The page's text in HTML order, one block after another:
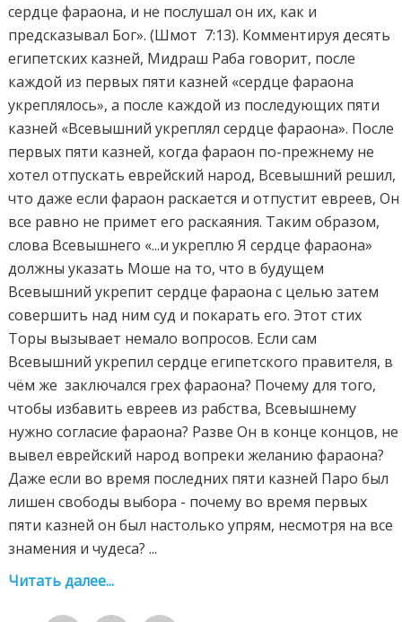
сердце фараона, и не послушал он их, как и
предсказывал Бог». (Шмот 7:13). Комментируя десять
египетских казней, Мидраш Раба говорит, после
каждой из первых пяти казней «сердце фараона
укреплялось», а после каждой из последующих пяти
казней «Всевышний укреплял сердце фараона». После
первых пяти казней, когда фараон по-прежнему не
хотел отпускать еврейский народ, Всевышний решил,
что даже если фараон раскается и отпустит евреев, Он
все равно не примет его раскаяния. Таким образом,
слова Всевышнего «...и укреплю Я сердце фараона»
должны указать Моше на то, что в будущем
Всевышний укрепит сердце фараона с целью затем
совершить над ним суд и покарать его. Этот стих
Торы вызывает немало вопросов. Если сам
Всевышний укрепил сердце египетского правителя, в
чём же заключался грех фараона? Почему для того,
чтобы избавить евреев из рабства, Всевышнему
нужно согласие фараона? Разве Он в конце концов, не
вывел еврейский народ вопреки желанию фараона?
Даже если во время последних пяти казней Паро был
лишен свободы выбора - почему во время первых
пяти казней он был настолько упрям, несмотря на все
знамения и чудеса? ...
Читать далее...